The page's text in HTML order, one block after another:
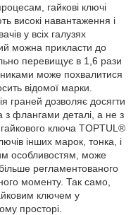
гайкові ключі
високі навантаження і
у всіх галузях
можна прикласти до
перевищує в 1,6 рази
може похвалитися
відомої марки.
граней дозволяє досягти
з флангами деталі, а не з
ключа TOPTUL®
інших марок, тонка, і
особливостям, може
регламентованого
моменту. Так само,
ключем у
просторі.